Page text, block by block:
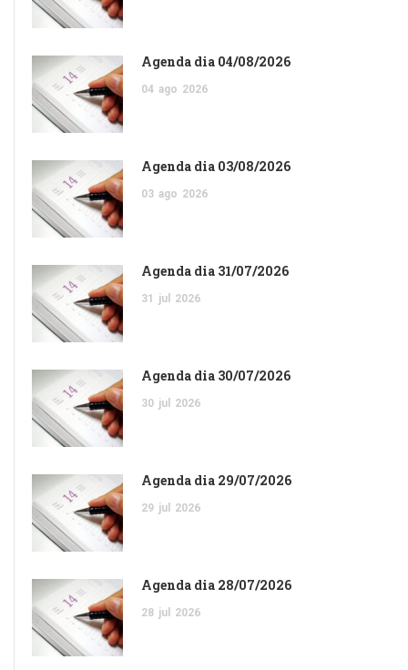
Agenda dia 04/08/2026
04 ago 2026
Agenda dia 03/08/2026
03 ago 2026
Agenda dia 31/07/2026
31 jul 2026
Agenda dia 30/07/2026
30 jul 2026
Agenda dia 29/07/2026
29 jul 2026
Agenda dia 28/07/2026
28 jul 2026